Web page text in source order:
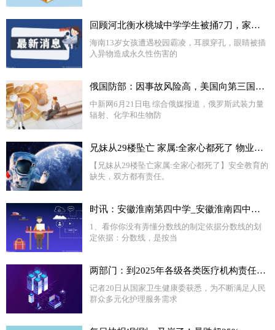
回顾河北衡水桃城中学学生被捅7刀，家属拉横幅控诉：这简直是谋杀-世界快播报
海南13岁女孩遭遇校园霸凌，耳膜穿孔，眼睛被插
入异物造成永久性伤害的
俄国防部：因事故风险高，美国向第三国转移生物实验室
中新网6月21日电 综合俄媒报道，俄罗斯武装力量
辐射、化学和生物防
兄妹从29楼坠亡 家属:全家心都死了 物业撇清关系令人恼火！！
【兄妹从29楼坠亡家属:全家心都死了】安全教育的
缺失，双方都有责任。
时讯：安徽淮南第四中学_安徽淮南四中官网
1、看你你没有弄懂分数线的制定依据分数线的划
定依据：分数线，是按当
两部门：到2025年各级各类医疗机构责任制整体护理覆盖全院100%病区
记者20日从国家卫生健康委获悉，为不断满足人民
群众多元化护理服务需求